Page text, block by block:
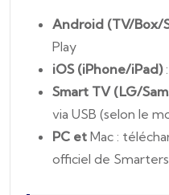
Android (TV/Box/
Play
iOS (iPhone/iPad)
Smart TV (LG/
via USB (selon le
PC et Mac :
officiel de Smarters